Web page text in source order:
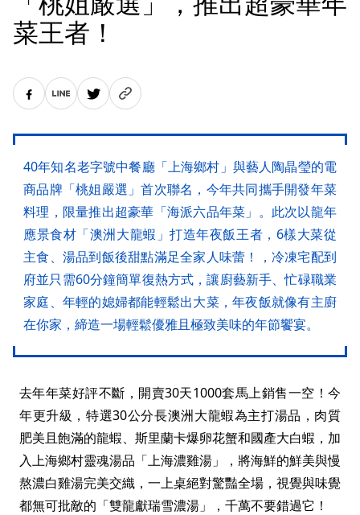
菜王者！
40年知名老字號中餐廳「上海鄉村」與藝人陶晶瑩的電
商品牌「桃姐嚴選」首次聯名，今年共同攜手開發年菜
料理，限量推出超豪華「海派六品年菜」。此次以龍年
應景食材「澳洲大龍蝦」打造年夜飯王者，6樣大菜從
主食、湯品到飯後甜點滿足全家人味蕾！，冷凍宅配到
府並只需60分鐘簡單復熱方式，讓廚藝新手、忙碌職業
家庭、年輕的媳婦都能輕鬆出大菜，年夜飯就像有主廚
在你家，締造一場輕鬆優雅且極致美味的年節饗宴。
去年年菜好評不斷，開賣30天1000套馬上銷售一空！今
年更升級，特選30公分長澳洲大龍蝦為主打湯品，肉質
肥美且飽滿的龍蝦、斯里蘭卡爆卵花蟹和國產大白蝦，加
入上海鄉村靈魂湯品「上海濃雞湯」，將海鮮的鮮美與慢
熬濃白雞湯完美交織，一上桌絕對驚豔全場，視覺與味覺
都無可批敵的「雙龍獻瑞雪濃湯」，千萬不要錯過它！